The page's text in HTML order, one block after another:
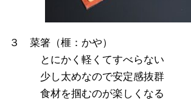
３ 菜箸（榧：かや）
とにかく軽くてすべらない
少し太めなので安定感抜群
食材を掴むのが楽しくなる